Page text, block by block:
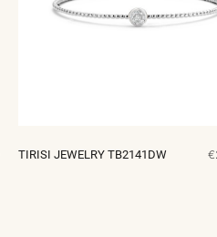
TIRISI JEWELRY TB2141DW